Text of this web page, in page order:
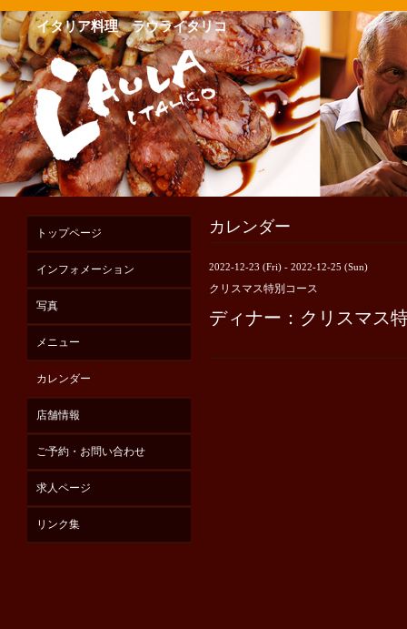
イタリア料理 ラウライタリコ
カレンダー
2022-12-23 (Fri) - 2022-12-25 (Sun)
クリスマス特別コース
ディナー：クリスマス
トップページ
インフォメーション
写真
メニュー
カレンダー
店舗情報
ご予約・お問い合わせ
求人ページ
リンク集